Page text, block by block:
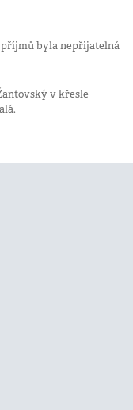
byla nepřijatelná
v křesle